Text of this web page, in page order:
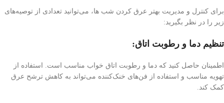
برای کنترل و مدیریت بهتر عرق کردن شب ها، می‌توانید تعدادی از توصیه‌های
زیر را در نظر بگیرید:
تنظیم دما و رطوبت اتاق:
اطمینان حاصل کنید که دما و رطوبت اتاق خواب مناسب است. استفاده از
تهویه مناسب و استفاده از فن‌های خنک‌کننده می‌تواند به کاهش ترشح عرق
کمک کند.